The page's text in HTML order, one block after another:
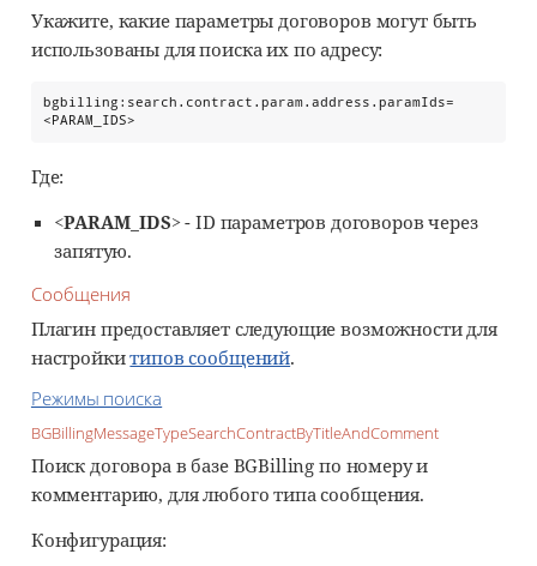
Укажите, какие параметры договоров могут быть
использованы для поиска их по адресу:
bgbilling:search.contract.param.address.paramIds=
<PARAM_IDS>
Где:
<PARAM_IDS>- ID параметров договоров через
запятую.
Сообщения
Плагин предоставляет следующие возможности для
настройкитипов сообщений.
Режимы поиска
BGBillingMessageTypeSearchContractByTitleAndComment
Поиск договора в базе BGBilling по номеру и
комментарию, для любого типа сообщения.
Конфигурация: